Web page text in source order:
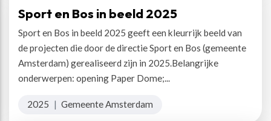
Sport en Bos in beeld 2025
Sport en Bos in beeld 2025 geeft een kleurrijk beeld van
de projecten die door de directie Sport en Bos (gemeente
Amsterdam) gerealiseerd zijn in 2025.Belangrijke
onderwerpen: opening Paper Dome;...
2025 | Gemeente Amsterdam